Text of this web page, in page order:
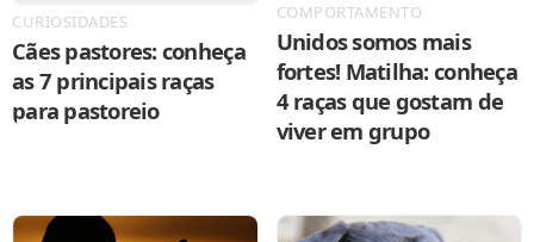
CURIOSIDADES
Cães pastores: conheça
as 7 principais raças
para pastoreio
COMPORTAMENTO
Unidos somos mais
fortes! Matilha: conheça
4 raças que gostam de
viver em grupo